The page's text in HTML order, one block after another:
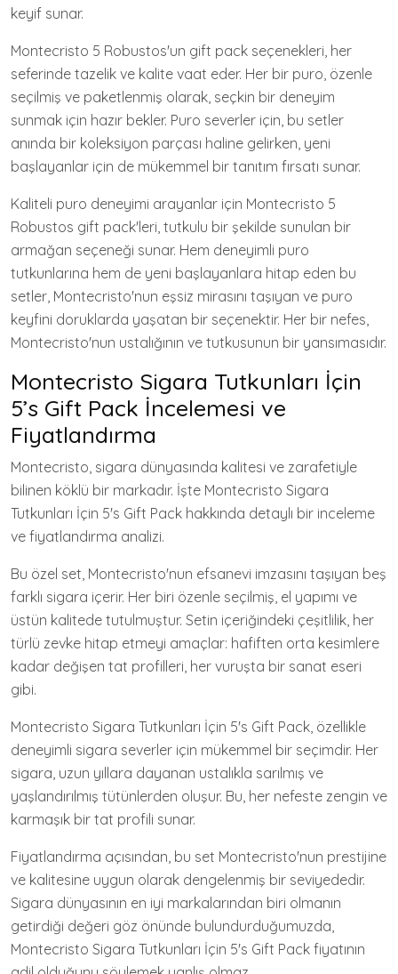
keyif sunar.
Montecristo 5 Robustos'un gift pack seçenekleri, her
seferinde tazelik ve kalite vaat eder. Her bir puro, özenle
seçilmiş ve paketlenmiş olarak, seçkin bir deneyim
sunmak için hazır bekler. Puro severler için, bu setler
anında bir koleksiyon parçası haline gelirken, yeni
başlayanlar için de mükemmel bir tanıtım fırsatı sunar.
Kaliteli puro deneyimi arayanlar için Montecristo 5
Robustos gift pack'leri, tutkulu bir şekilde sunulan bir
armağan seçeneği sunar. Hem deneyimli puro
tutkunlarına hem de yeni başlayanlara hitap eden bu
setler, Montecristo'nun eşsiz mirasını taşıyan ve puro
keyfini doruklarda yaşatan bir seçenektir. Her bir nefes,
Montecristo'nun ustalığının ve tutkusunun bir yansımasıdır.
Montecristo Sigara Tutkunları İçin
5’s Gift Pack İncelemesi ve
Fiyatlandırma
Montecristo, sigara dünyasında kalitesi ve zarafetiyle
bilinen köklü bir markadır. İşte Montecristo Sigara
Tutkunları İçin 5's Gift Pack hakkında detaylı bir inceleme
ve fiyatlandırma analizi.
Bu özel set, Montecristo'nun efsanevi imzasını taşıyan beş
farklı sigara içerir. Her biri özenle seçilmiş, el yapımı ve
üstün kalitede tutulmuştur. Setin içeriğindeki çeşitlilik, her
türlü zevke hitap etmeyi amaçlar: hafiften orta kesimlere
kadar değişen tat profilleri, her vuruşta bir sanat eseri
gibi.
Montecristo Sigara Tutkunları İçin 5's Gift Pack, özellikle
deneyimli sigara severler için mükemmel bir seçimdir. Her
sigara, uzun yıllara dayanan ustalıkla sarılmış ve
yaşlandırılmış tütünlerden oluşur. Bu, her nefeste zengin ve
karmaşık bir tat profili sunar.
Fiyatlandırma açısından, bu set Montecristo'nun prestijine
ve kalitesine uygun olarak dengelenmiş bir seviyededir.
Sigara dünyasının en iyi markalarından biri olmanın
getirdiği değeri göz önünde bulundurduğumuzda,
Montecristo Sigara Tutkunları İçin 5's Gift Pack fiyatının